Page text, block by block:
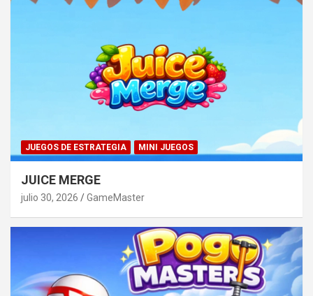
JUEGOS DE ESTRATEGIA MINI JUEGOS
JUICE MERGE
julio 30, 2026 GameMaster